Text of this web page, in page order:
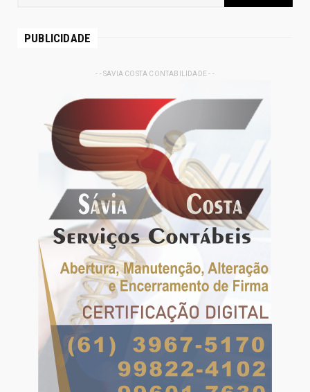
PUBLICIDADE
- - SAVIA COSTA CONTABILIDADE - -